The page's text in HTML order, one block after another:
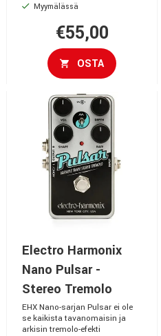
Myymälässä
€55,00
OSTA
Electro Harmonix
Nano Pulsar -
Stereo Tremolo
EHX Nano-sarjan Pulsar ei ole
se kaikista tavanomaisin ja
arkisin tremolo-efekti